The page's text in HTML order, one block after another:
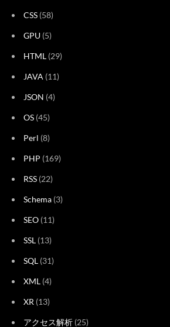
CSS (58)
GPU (5)
HTML (29)
JAVA (11)
JSON (4)
OS (45)
Perl (8)
PHP (169)
RSS (22)
Schema (3)
SEO (11)
SSL (13)
SQL (31)
XML (4)
XR (13)
アクセス解析 (25)